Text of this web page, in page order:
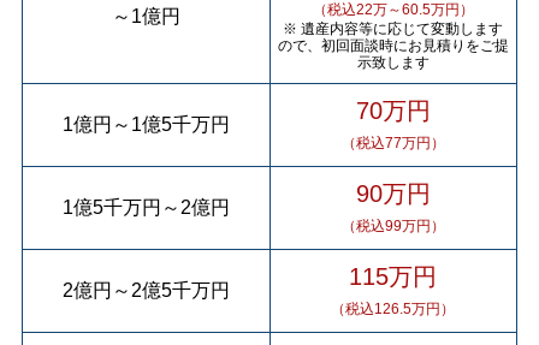
～ 1億円
（税込22万～60.5万円）
※ 遺産内容等に応じて変動します
ので、初回面談時にお見積りをご提
示致します
1億円 ～ 1億5千万円 70万円
（税込77万円）
1億5千万円 ～ 2億円 90万円
（税込99万円）
2億円 ～ 2億5千万円 115万円
（税込126.5万円）